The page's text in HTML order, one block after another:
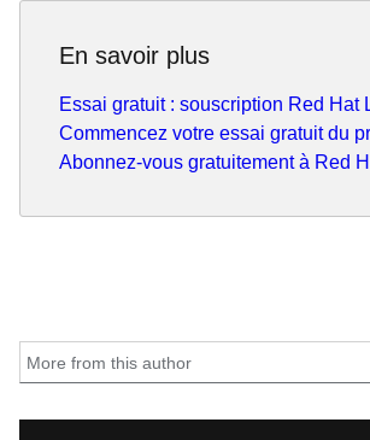
En savoir plus
Essai gratuit : souscription Red Hat
Commencez votre essai gratuit du
Abonnez-vous gratuitement à Red